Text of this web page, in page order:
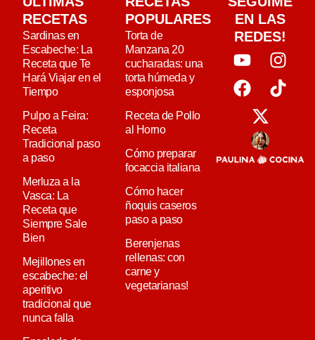
RECETAS
Sardinas en
Escabeche: La
Receta que Te
Hará Viajar en el
Tiempo
Pulpo a Feira:
Receta
Tradicional paso
a paso
Merluza a la
Vasca: La
Receta que
Siempre Sale
Bien
Mejillones en
escabeche: el
aperitivo
tradicional que
nunca falla
POPULARES
Torta de
Manzana 20
cucharadas: una
torta húmeda y
esponjosa
Receta de Pollo
al Horno
Cómo preparar
focaccia italiana
Cómo hacer
ñoquis caseros
paso a paso
Berenjenas
rellenas: con
carne y
vegetarianas!
EN LAS
REDES!